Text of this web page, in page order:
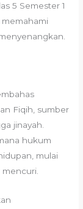
5 Semester 1
Fiqih, sumber
jinayah.
hukum
mulai